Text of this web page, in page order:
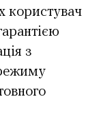
користувач
з